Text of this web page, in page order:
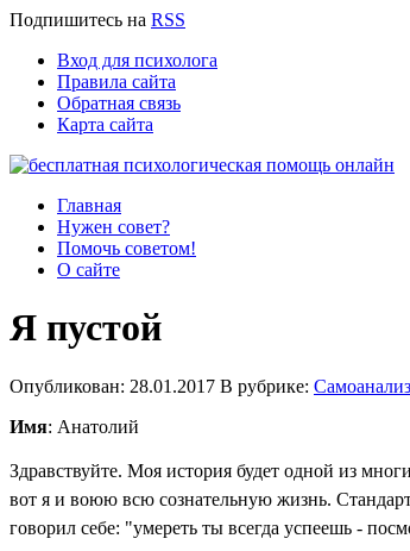
Подпишитесь на RSS
Вход для психолога
Правила сайта
Обратная связь
Карта сайта
Главная
Нужен совет?
Помочь советом!
О сайте
Я пустой
Опубликован: 28.01.2017 В рубрике: Самоанализ
Имя: Анатолий
Здравствуйте. Моя история будет одной из
вот я и воюю всю сознательную жизнь.
говорил себе: "умереть ты всегда успеешь -